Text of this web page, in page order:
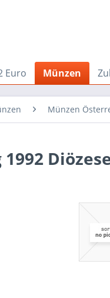
Euro Münzen
Münzen